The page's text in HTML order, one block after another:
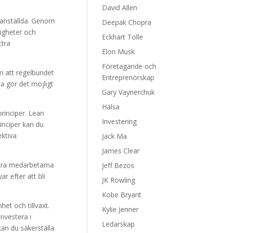
Genom
och
att regelbundet
gör det möjligt
Lean
kan du
medarbetarna
efter att bli
och tillväxt.
i
du säkerställa
David Allen
Deepak Chopra
Eckhart Tolle
Elon Musk
Företagande och
Entreprenörskap
Gary Vaynerchuk
Hälsa
Investering
Jack Ma
James Clear
Jeff Bezos
JK Rowling
Kobe Bryant
Kylie Jenner
Ledarskap